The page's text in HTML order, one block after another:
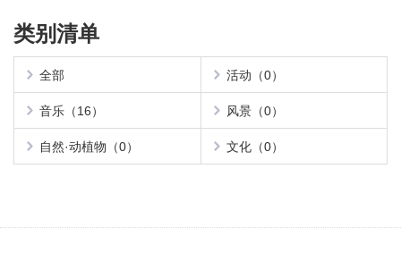
类别清单
全部 活动（0）
音乐（16） 风景（0）
自然·动植物（0） 文化（0）